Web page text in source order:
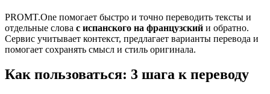
PROMT.One помогает быстро и точно переводить тексты и
отдельные слова с испанского на французский и обратно.
Сервис учитывает контекст, предлагает варианты перевода и
помогает сохранять смысл и стиль оригинала.
Как пользоваться: 3 шага к переводу